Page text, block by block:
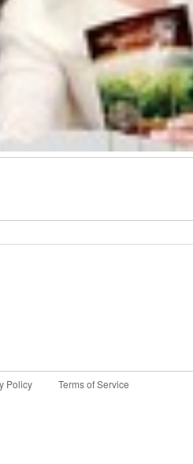
Policy Terms of Service